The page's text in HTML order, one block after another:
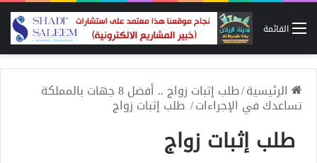
القائمة
الرئيسية/ طلب إثبات زواج .. أفضل 8 جهات بالمملكة
تساعدك في الإجراءات/ طلب إثبات زواج
طلب إثبات زواج